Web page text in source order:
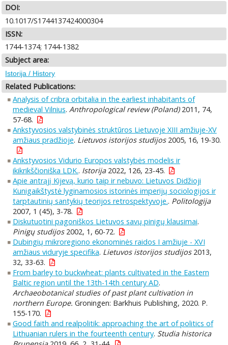
DOI:
10.1017/S1744137424000304
ISSN:
1744-1374; 1744-1382
Subject area:
Istorija / History
Related Publications:
Analysis of cribra orbitalia in the earliest inhabitants of
medieval Vilnius. Anthropological review (Poland)2011, 74,
57-68.
Ankstyvosios valstybinės struktūros Lietuvoje XIII amžiuje-XV
amžiaus pradžioje. Lietuvos istorijos studijos2005, 16, 19-30.
Ankstyvosios Vidurio Europos valstybės modelis ir
ikikrikščioniška LDK.. Istorija2022, 126, 23-45.
Apie antrąjį Kijevą, kurio taip ir nebuvo: Lietuvos Didžioji
Kunigaikštystė lyginamosios istorinės imperijų sociologijos ir
tarptautinių santykių teorijos retrospektyvoje.. Politologija
2007, 1 (45), 3-78.
Diskutuotini pagoniškos Lietuvos savų pinigų klausimai.
Pinigų studijos2002, 1, 60-72.
Dubingių mikroregiono ekonominės raidos I amžiuje - XVI
amžiaus viduryje specifika. Lietuvos istorijos studijos2013,
32, 33-63.
From barley to buckwheat: plants cultivated in the Eastern
Baltic region until the 13th-14th century AD.
Archaeobotanical studies of past plant cultivation in
northern Europe. Groningen: Barkhuis Publishing, 2020. P.
155-170.
Good faith and realpolitik: approaching the art of politics of
Lithuanian rulers in the fourteenth century. Studia historica